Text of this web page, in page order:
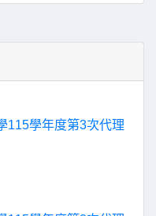
115學年度第3次代理